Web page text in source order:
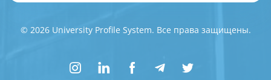
© 2026 University Profile System. Все права защищены.